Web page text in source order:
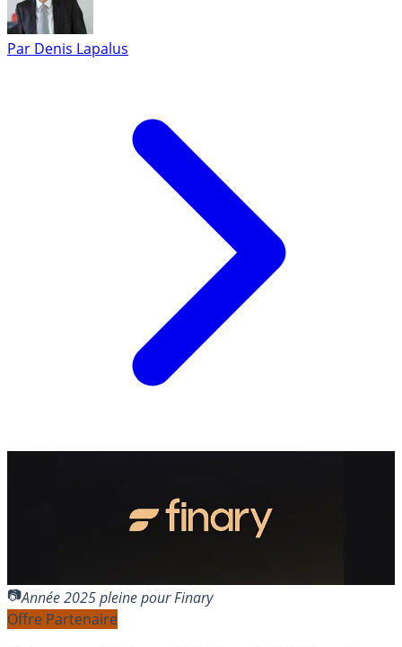
Par Denis Lapalus
Année 2025 pleine pour Finary
Offre Partenaire